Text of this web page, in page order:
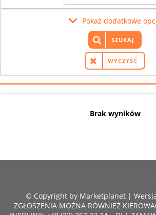
Pokaż dodatkowe
WYCZYŚĆ
SZUKAJ
Brak wyników
© Copyright by Marketplanet|
ZGŁOSZENIA MOŻNA RÓWNIEŻ